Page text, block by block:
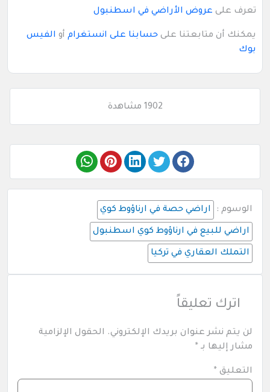
تعرف على عروض الأراضي في اسطنبول
يمكنك أن متابعتنا على حسابنا على انستغرام أو الفيس
بوك
1902 مشاهدة
الوسوم : اراضي حصة في ارناؤوط كوي
اراضي للبيع في ارناؤوط كوي اسطنبول
التملك العقاري في تركيا
اترك تعليقاً
لن يتم نشر عنوان بريدك الإلكتروني. الحقول الإلزامية
مشار إليها بـ *
التعليق *